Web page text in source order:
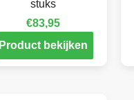
stuks
€83,95
Product bekijken